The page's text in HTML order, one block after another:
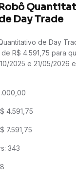
Day Trade
de Day
R$ 4.591,75 para
2025 e 21/05/2026
4.591,75
7.591,75
343